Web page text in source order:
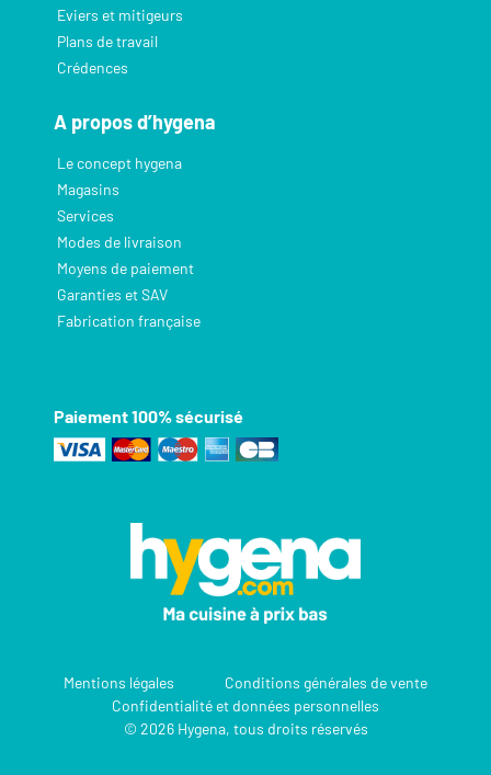
Eviers et mitigeurs
Plans de travail
Crédences
A propos d’hygena
Le concept hygena
Magasins
Services
Modes de livraison
Moyens de paiement
Garanties et SAV
Fabrication française
Paiement 100% sécurisé
Mentions légales
Conditions générales de vente
Confidentialité et données personnelles
© 2026 Hygena, tous droits réservés